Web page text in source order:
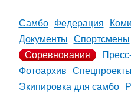
Самбо Федерация
Документы
Спортсмены
Соревнования
Фотоархив
Спецпроекты
Экипировка для самбо